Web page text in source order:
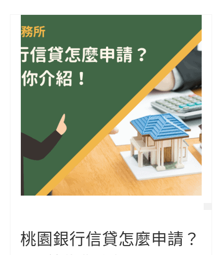
代書貸款
精選知識
銀行貸款
其他貸款
時事解析
生活理財
房產Q&A
桃園銀行信貸怎麼申請？